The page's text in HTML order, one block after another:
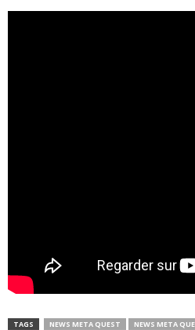
TAGS NEWS META QUEST NEWS META